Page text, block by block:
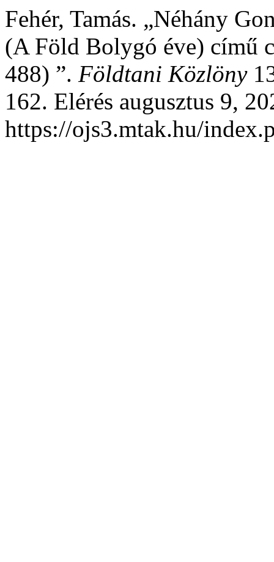
Fehér, Tamás. „Néhány
(A Föld Bolygó éve) című
488) ”. Földtani Közlöny
162. Elérés augusztus 9,
https://ojs3.mtak.hu/